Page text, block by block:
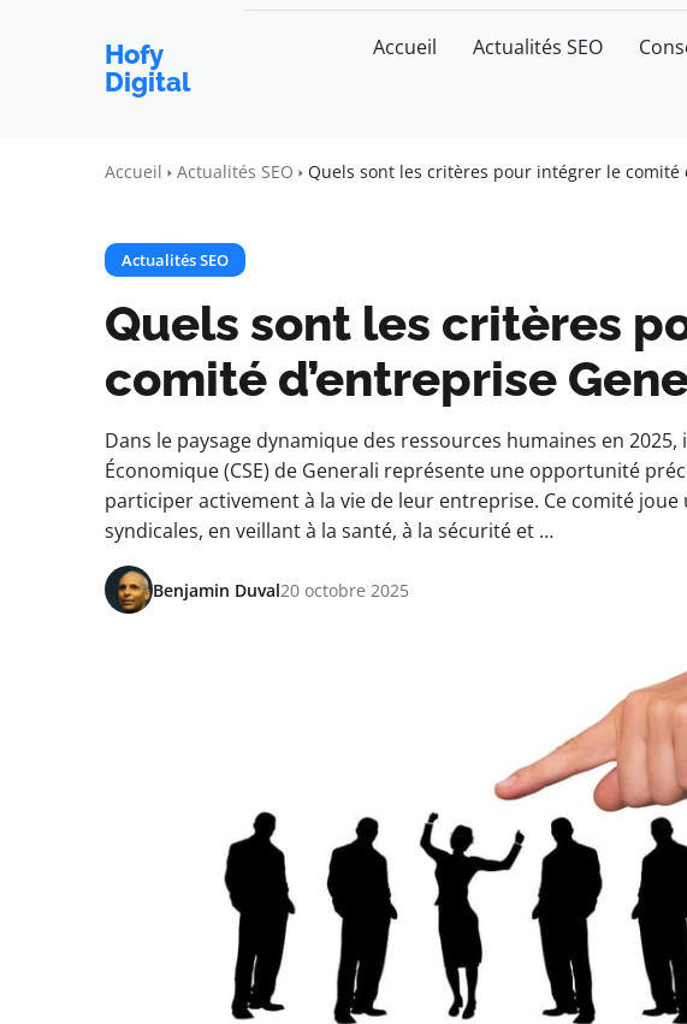
Hofy
Digital
Accueil Actualités SEO
Accueil Actualités SEO Quels sont les critères pour intégrer le comité
Actualités SEO
Quels sont les critères
comité d’entreprise
Dans le paysage dynamique des ressources humaines en
Économique (CSE) de Generali représente une opportunité
participer activement à la vie de leur entreprise. Ce comité
syndicales, en veillant à la santé, à la sécurité et …
Benjamin Duval20 octobre 2025